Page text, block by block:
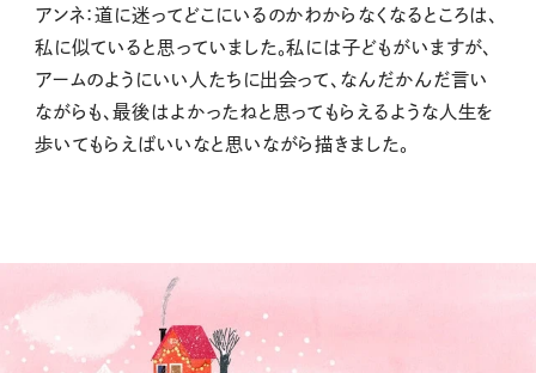
アンネ：道に迷ってどこにいるのかわからなくなるところは、
私に似ていると思っていました。私には子どもがいますが、
アームのようにいい人たちに出会って、なんだかんだ言い
ながらも、最後はよかったねと思ってもらえるような人生を
歩いてもらえばいいなと思いながら描きました。